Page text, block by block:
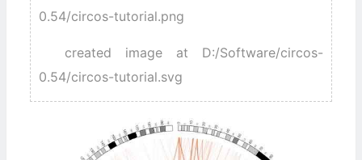
0.54/circos-tutorial.png
created image at D:/Software/circos-
0.54/circos-tutorial.svg